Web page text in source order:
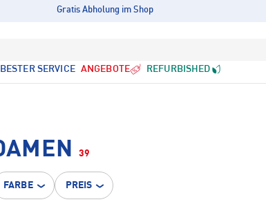
Gratis Abholung im Shop
BESTER SERVICE ANGEBOTE REFURBISHED
39
FARBE PREIS